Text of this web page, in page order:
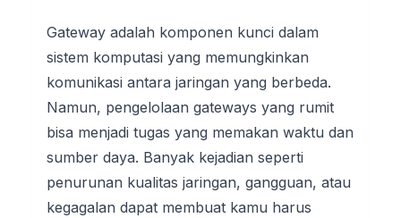
Gateway adalah komponen kunci dalam
sistem komputasi yang memungkinkan
komunikasi antara jaringan yang berbeda.
Namun, pengelolaan gateways yang rumit
bisa menjadi tugas yang memakan waktu dan
sumber daya. Banyak kejadian seperti
penurunan kualitas jaringan, gangguan, atau
kegagalan dapat membuat kamu harus